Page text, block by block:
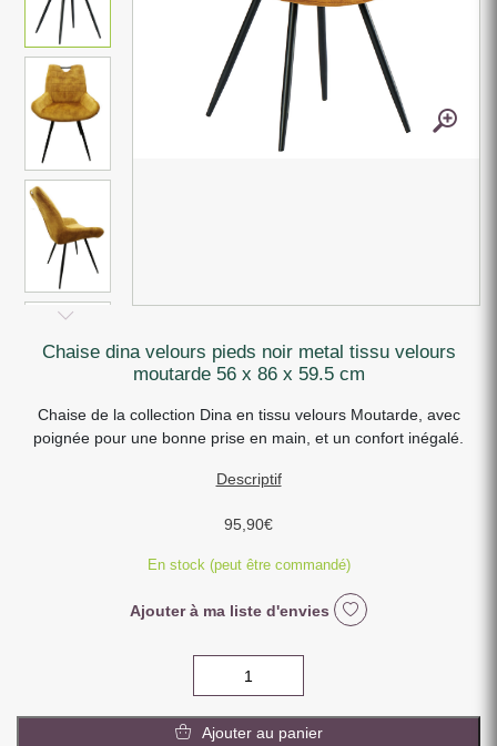
chaise dina velours pieds noir metal tissu velours
moutarde 56 x 86 x 59.5 cm
Chaise de la collection Dina en tissu velours Moutarde, avec
poignée pour une bonne prise en main, et un confort inégalé.
Descriptif
95,90€
En stock (peut être commandé)
Ajouter à ma liste d'envies
DINA
Ajouter au panier